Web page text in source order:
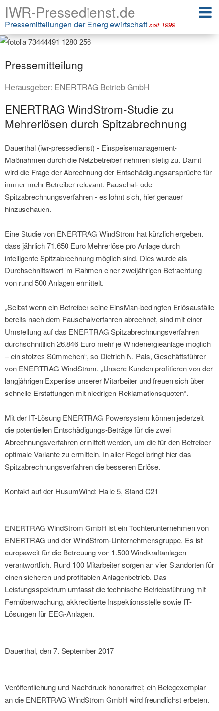
IWR-Pressedienst.de
Pressemitteilungen der Energiewirtschaft seit 1999
Pressemitteilung
Herausgeber: ENERTRAG Betrieb GmbH
ENERTRAG WindStrom-Studie zu
Mehrerlösen durch Spitzabrechnung
Dauerthal (iwr-pressedienst) - Einspeisemanagement-
Maßnahmen durch die Netzbetreiber nehmen stetig zu. Damit
wird die Frage der Abrechnung der Entschädigungsansprüche für
immer mehr Betreiber relevant. Pauschal- oder
Spitzabrechnungsverfahren - es lohnt sich, hier genauer
hinzuschauen.
Eine Studie von ENERTRAG WindStrom hat kürzlich ergeben,
dass jährlich 71.650 Euro Mehrerlöse pro Anlage durch
intelligente Spitzabrechnung möglich sind. Dies wurde als
Durchschnittswert im Rahmen einer zweijährigen Betrachtung
von rund 500 Anlagen ermittelt.
„Selbst wenn ein Betreiber seine EinsMan-bedingten Erlösausfälle
bereits nach dem Pauschalverfahren abrechnet, sind mit einer
Umstellung auf das ENERTRAG Spitzabrechnungsverfahren
durchschnittlich 26.846 Euro mehr je Windenergieanlage möglich
– ein stolzes Sümmchen“, so Dietrich N. Pals, Geschäftsführer
von ENERTRAG WindStrom. „Unsere Kunden profitieren von der
langjährigen Expertise unserer Mitarbeiter und freuen sich über
schnelle Erstattungen mit niedrigen Reklamationsquoten“.
Mit der IT-Lösung ENERTRAG Powersystem können jederzeit
die potentiellen Entschädigungs-Beträge für die zwei
Abrechnungsverfahren ermittelt werden, um die für den Betreiber
optimale Variante zu ermitteln. In aller Regel bringt hier das
Spitzabrechnungsverfahren die besseren Erlöse.
Kontakt auf der HusumWind: Halle 5, Stand C21
ENERTRAG WindStrom GmbH ist ein Tochterunternehmen von
ENERTRAG und der WindStrom-Unternehmensgruppe. Es ist
europaweit für die Betreuung von 1.500 Windkraftanlagen
verantwortlich. Rund 100 Mitarbeiter sorgen an vier Standorten für
einen sicheren und profitablen Anlagenbetrieb. Das
Leistungsspektrum umfasst die technische Betriebsführung mit
Fernüberwachung, akkreditierte Inspektionsstelle sowie IT-
Lösungen für EEG-Anlagen.
Dauerthal, den 7. September 2017
Veröffentlichung und Nachdruck honorarfrei; ein Belegexemplar
an die ENERTRAG WindStrom GmbH wird freundlichst erbeten.